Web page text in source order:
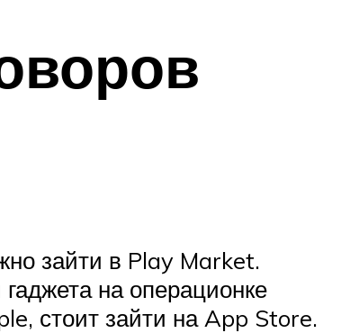
зайти в Play Market.
на операционке
стоит зайти на App Store.